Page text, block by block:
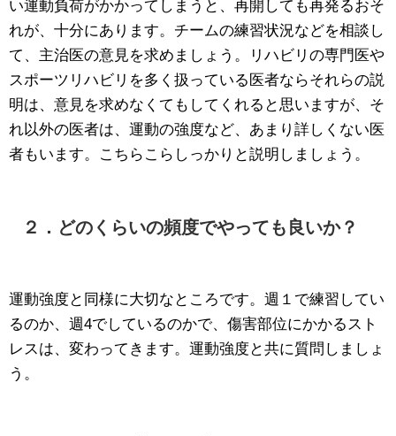
い運動負荷がかかってしまうと、再開しても再発るおそ
れが、十分にあります。チームの練習状況などを相談し
て、主治医の意見を求めましょう。リハビリの専門医や
スポーツリハビリを多く扱っている医者ならそれらの説
明は、意見を求めなくてもしてくれると思いますが、そ
れ以外の医者は、運動の強度など、あまり詳しくない医
者もいます。こちらこらしっかりと説明しましょう。
２．どのくらいの頻度でやっても良いか？
運動強度と同様に大切なところです。週１で練習してい
るのか、週4でしているのかで、傷害部位にかかるスト
レスは、変わってきます。運動強度と共に質問しましょ
う。